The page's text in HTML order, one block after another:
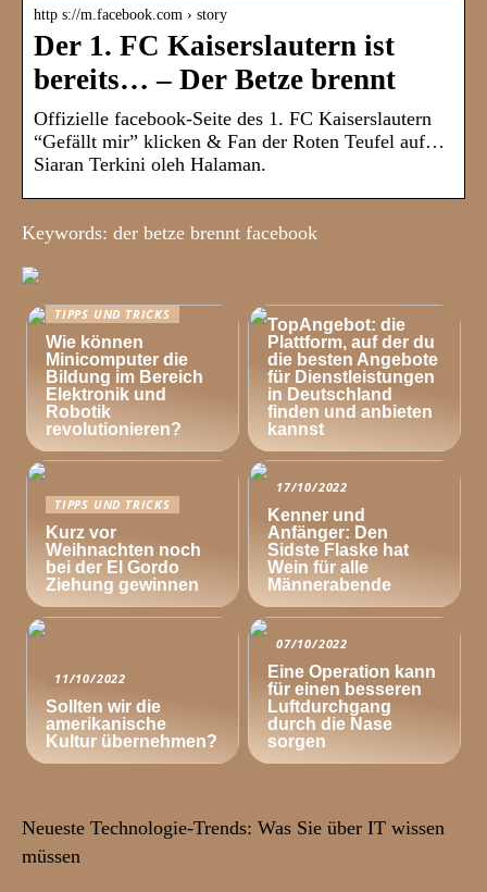
http s://m.facebook.com › story
Der 1. FC Kaiserslautern ist
bereits… – Der Betze brennt
Offizielle facebook-Seite des 1. FC Kaiserslautern
“Gefällt mir” klicken & Fan der Roten Teufel auf…
Siaran Terkini oleh Halaman.
Keywords: der betze brennt facebook
TIPPS UND TRICKS
Wie können
Minicomputer die
Bildung im Bereich
Elektronik und
Robotik
revolutionieren?
TopAngebot: die
Plattform, auf der du
die besten Angebote
für Dienstleistungen
in Deutschland
finden und anbieten
kannst
TIPPS UND TRICKS
Kurz vor
Weihnachten noch
bei der El Gordo
Ziehung gewinnen
17/10/2022
Kenner und
Anfänger: Den
Sidste Flaske hat
Wein für alle
Männerabende
11/10/2022
Sollten wir die
amerikanische
Kultur übernehmen?
07/10/2022
Eine Operation kann
für einen besseren
Luftdurchgang
durch die Nase
sorgen
Neueste Technologie-Trends: Was Sie über IT wissen
müssen